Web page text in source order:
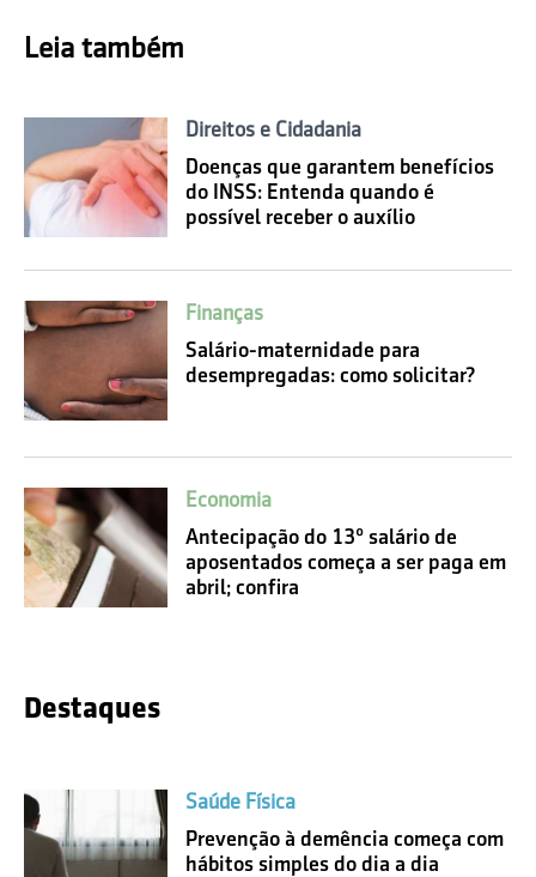
Leia também
Direitos e Cidadania
Doenças que garantem benefícios
do INSS: Entenda quando é
possível receber o auxílio
Finanças
Salário-maternidade para
desempregadas: como solicitar?
Economia
Antecipação do 13º salário de
aposentados começa a ser paga em
abril; confira
Destaques
Saúde Física
Prevenção à demência começa com
hábitos simples do dia a dia